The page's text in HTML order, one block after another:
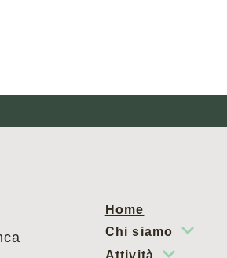
Home
Chi siamo
Attività